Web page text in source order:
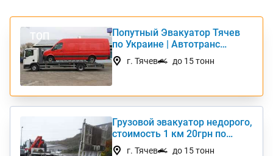
ТОП
Попутный Эвакуатор Тячев
по Украине | Автотранс
Интернешнл
г. Тячев до 15 тонн
Грузовой эвакуатор недорого,
стоимость 1 км 20грн по
Украине
г. Тячев до 15 тонн